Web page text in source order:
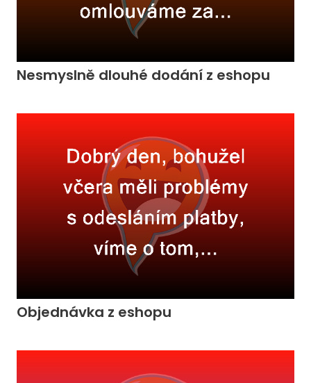
Nesmyslně dlouhé dodání z eshopu
Objednávka z eshopu